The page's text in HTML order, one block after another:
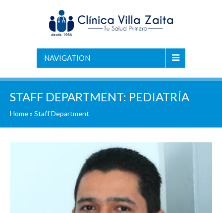
NAVIGATION
STAFF DEPARTMENT: PEDIATRÍA
Home» Staff Department